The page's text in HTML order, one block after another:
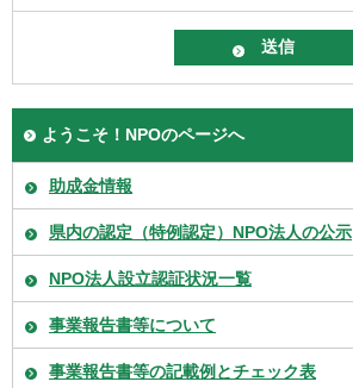
ようこそ！NPOのページへ
助成金情報
県内の認定（特例認定）NPO法人の公示
NPO法人設立認証状況一覧
事業報告書等について
事業報告書等の記載例とチェック表